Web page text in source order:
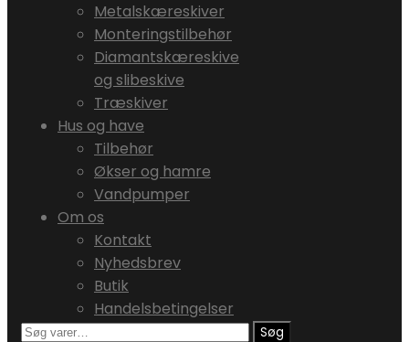
Metalskæreskiver
Monteringstilbehør
Diamantskæreskive
og slibeskive
Træskiver
Hus og have
Tilbehør
Økser og hamre
Vandpumper
Om os
Kontakt
Nyhedsbrev
Butik
Handelsbetingelser
Søg
Søg